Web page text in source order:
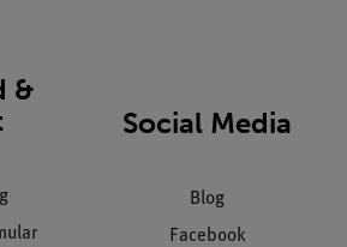
&
Social Media
Blog
Facebook